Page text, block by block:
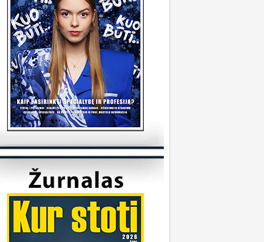
KVK
Utenos kolegija
kada reikėtu kreiptis del užskaitymu
iš pabaigtos kolegijos/profesines
? Ir kur reikia kreiptis? Ačiū
kreiptis reikia prasidėjus studijų metams
katedrą, kuriai priklauso Jūsų studijų programa.
Sandra
Klaipėdos universitetas
metu į Geografijos studijų programą priimti
studentai.
Vilniaus universitetas
diena, dėkojame už laišką. Dėl
studijų plano kreipkitės į
kuriame studijuojate, studijų skyrių.
galite rasti čia:
www.vu.lt/studentams/paslaugos-
akademinis-konsultavimas.
Pasieniečių mokykla
norėjau pasiklaust jeigu turi anglų ir